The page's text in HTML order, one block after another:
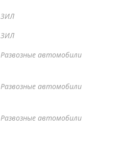
ЗИЛ
ЗИЛ
Развозные автомобили
Развозные автомобили
Развозные автомобили